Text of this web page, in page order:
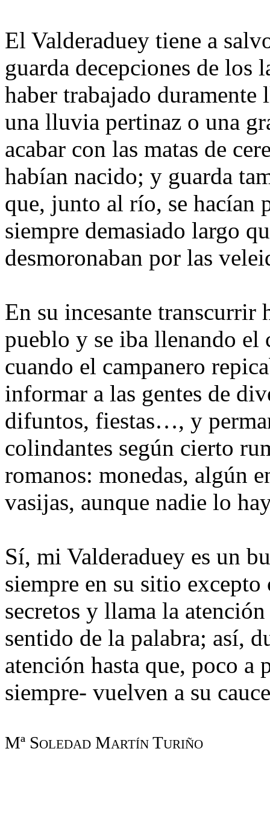
El Valderaduey tiene a
guarda decepciones de los
haber trabajado duramente
una lluvia pertinaz o una
acabar con las matas de
habían nacido; y guarda
que, junto al río, se hacían
siempre demasiado largo
desmoronaban por las
En su incesante transcurrir
pueblo y se iba llenando el
cuando el campanero
informar a las gentes de
difuntos, fiestas…, y
colindantes según cierto
romanos: monedas, algún
vasijas, aunque nadie lo
Sí, mi Valderaduey es un
siempre en su sitio excepto
secretos y llama la
sentido de la palabra; así,
atención hasta que, poco a
siempre- vuelven a su
Mª Soledad Martín Turiño